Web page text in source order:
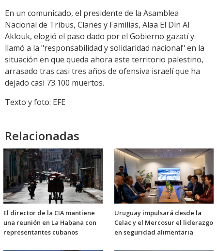
En un comunicado, el presidente de la Asamblea
Nacional de Tribus, Clanes y Familias, Alaa El Din Al
Aklouk, elogió el paso dado por el Gobierno gazatí y
llamó a la "responsabilidad y solidaridad nacional" en la
situación en que queda ahora este territorio palestino,
arrasado tras casi tres años de ofensiva israelí que ha
dejado casi 73.100 muertos.
Texto y foto: EFE
Relacionadas
El director de la CIA mantiene
una reunión en La Habana con
representantes cubanos
Uruguay impulsará desde la
Celac y el Mercosur el liderazgo
en seguridad alimentaria